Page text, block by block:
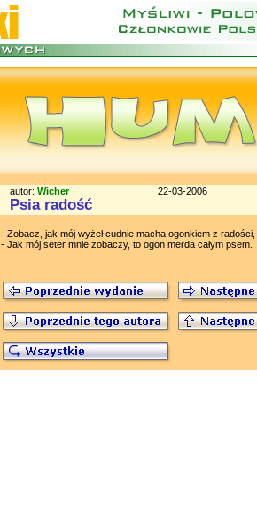
autor: Wicher 22-03-2006
Psia radość
- Zobacz, jak mój wyżeł cudnie macha ogonkiem z
- Jak mój seter mnie zobaczy, to ogon merda całym psem.